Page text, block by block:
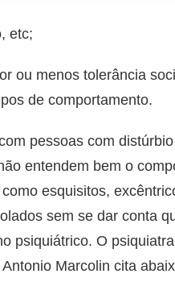
etc;
ou menos tolerância
de comportamento.
pessoas com
entendem bem o
esquisitos,
sem se dar conta
psiquiátrico. O
Marcolin cita